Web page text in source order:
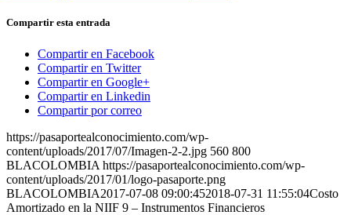
Compartir esta entrada
Compartir en Facebook
Compartir en Twitter
Compartir en Google+
Compartir en Linkedin
Compartir por correo
https://pasaportealconocimiento.com/wp-
content/uploads/2017/07/Imagen-2-2.jpg 560 800
BLACOLOMBIA https://pasaportealconocimiento.com/wp-
content/uploads/2017/01/logo-pasaporte.png
BLACOLOMBIA2017-07-08 09:00:452018-07-31 11:55:04Costo
Amortizado en la NIIF 9 – Instrumentos Financieros